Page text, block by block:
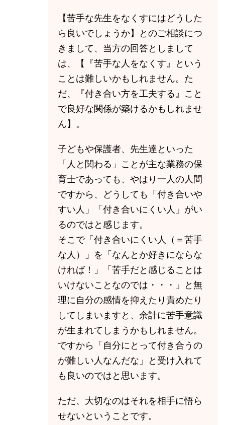
【苦手な先生をなくすにはどうした
ら良いでしょうか】とのご相談につ
きまして、当方の回答としまして
は、【『苦手な人をなくす』という
ことは難しいかもしれません。た
だ、『付き合い方を工夫する』こと
で良好な関係が築けるかもしれませ
ん】。
子どもや保護者、先生達といった
「人と関わる」ことが主な業務の保
育士であっても、やはり一人の人間
ですから、どうしても「付き合いや
すい人」「付き合いにくい人」がい
るのではと感じます。
そこで「付き合いにくい人（＝苦手
な人）」を「なんとか好きにならな
ければ！」「苦手だと感じることは
いけないことなのでは・・・」と無
理に自分の感情を抑えたり責めたり
してしまいますと、余計に苦手意識
が生まれてしまうかもしれません。
ですから「自分にとって付き合うの
が難しい人なんだな」と受け入れて
も良いのではと思います。
ただ、大切なのはそれを相手に悟ら
せないということです。